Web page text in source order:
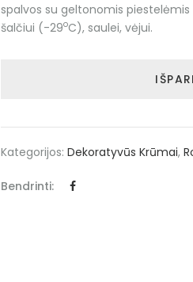
spalvos su geltonomis
šalčiui (-29oC), saulei, vėjui.
Kategorijos: Dekoratyvūs Krūmai,
Bendrinti: